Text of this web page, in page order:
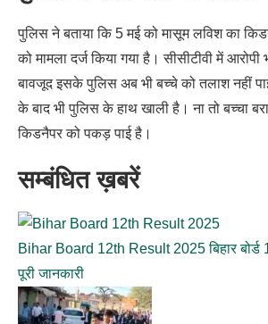
पुलिस ने बताया कि 5 मई को मासूम लविश का
को मामला दर्ज किया गया है। सीसीटीवी में आरोपी
बावजूद इसके पुलिस अब भी बच्चे को तलाश नहीं
के बाद भी पुलिस के हाथ खाली है। ना तो बच्चा
किडनैपर को पकड़ पाई है।
सम्बंधित ख़बरें
Bihar Board 12th Result 2025 बिहार बोर्ड
पूरी जानकारी